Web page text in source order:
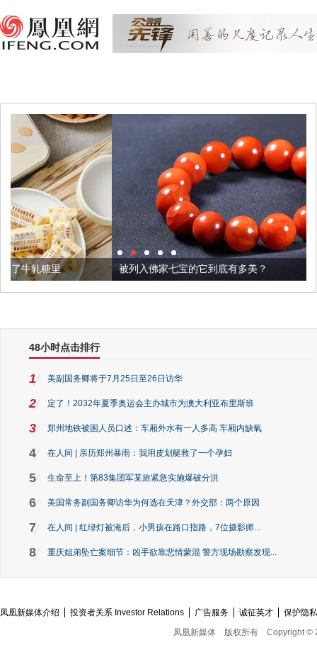
被列入佛家七宝的它到底有多美？
48小时点击排行
1 美副国务卿将于7月25日至26日访华
2 定了！2032年夏季奥运会主办城市为澳大利亚布里斯班
3 郑州地铁被困人员口述：车厢外水有一人多高 车厢内缺氧
4 在人间 | 亲历郑州暴雨：我用皮划艇救了一个孕妇
5 生命至上！第83集团军某旅紧急实施爆破分洪
6 美国常务副国务卿访华为何选在天津？外交部：两个原因
7 在人间 | 红绿灯被淹后，小男孩在路口指路，7位摄影师...
8 重庆姐弟坠亡案细节：凶手欲靠悲情蒙混 警方现场勘察发现...
凤凰新媒体介绍 投资者关系 Investor Relations 广告服务 诚征英才
保护隐
凤凰新媒体
版权所有 Copyright ©